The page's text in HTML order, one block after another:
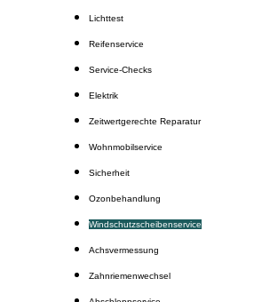
Lichttest
Reifenservice
Service-Checks
Elektrik
Zeitwertgerechte Reparatur
Wohnmobilservice
Sicherheit
Ozonbehandlung
Windschutzscheibenservice
Achsvermessung
Zahnriemenwechsel